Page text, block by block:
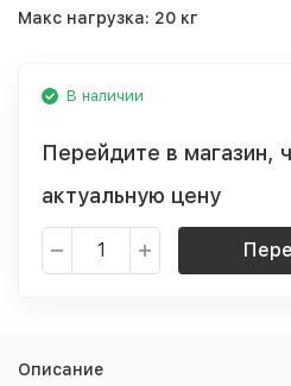
Макс нагрузка: 20 кг
В наличии
Перейдите в магазин,
актуальную цену
Описание